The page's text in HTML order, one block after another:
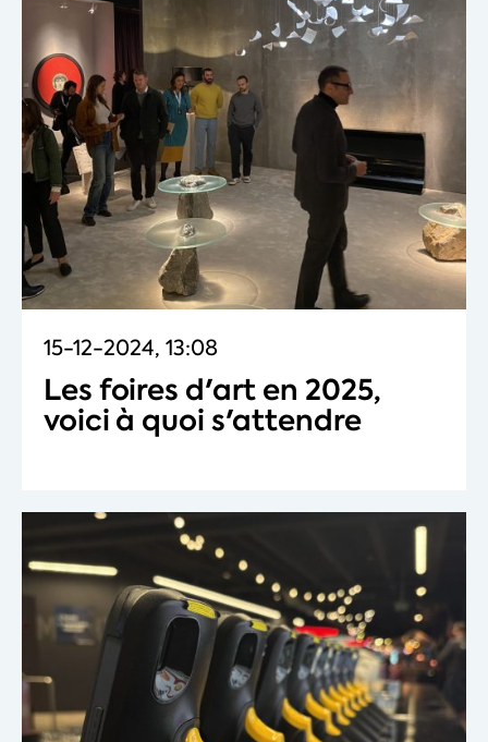
15-12-2024, 13:08
Les foires d'art en 2025,
voici à quoi s'attendre